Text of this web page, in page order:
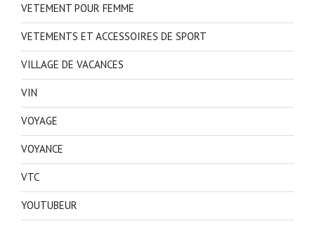
VETEMENT POUR FEMME
VETEMENTS ET ACCESSOIRES DE SPORT
VILLAGE DE VACANCES
VIN
VOYAGE
VOYANCE
VTC
YOUTUBEUR